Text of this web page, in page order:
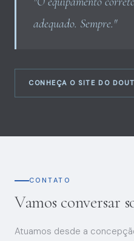
adequado. Sempre."
CONHEÇA O SITE DO
CONTATO
Vamos conversar
Atuamos desde a